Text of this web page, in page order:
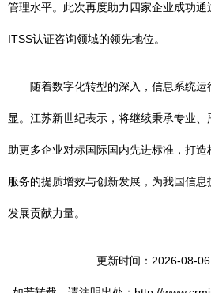
管理水平。此次再度助力四家企业成功
ITSS认证咨询领域的领先地位。
随着数字化转型的深入，信息系统
显。江苏新世纪表示，将继续秉承专业
助更多企业对标国际国内先进标准，打
服务的提质增效与创新发展，为我国信
发展贡献力量。
更新时间：2026-08-